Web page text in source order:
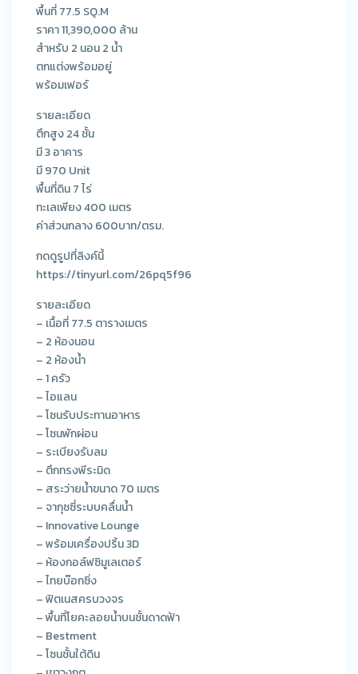
พื้นที่ 77.5 SQ.M
ราคา 11,390,000 ล้าน
สำหรับ 2 นอน 2 น้ำ
ตกแต่งพร้อมอยู่
พร้อมเฟอร์
รายละเอียด
ตึกสูง 24 ชั้น
มี 3 อาคาร
มี 970 Unit
พื้นที่ดิน 7 ไร่
ทะเลเพียง 400 เมตร
ค่าส่วนกลาง 600บาท/ตรม.
กดดูรูปที่ลิงค์นี้
https://tinyurl.com/26pq5f96
รายละเอียด
– เนื้อที่ 77.5 ตารางเมตร
– 2 ห้องนอน
– 2 ห้องน้ำ
– 1 ครัว
– ไอแลน
– โซนรับประทานอาหาร
– โซนพักผ่อน
– ระเบียงรับลม
– ตึกทรงพีระมิด
– สระว่ายน้ำขนาด 70 เมตร
– จากุซซี่ระบบคลื่นน้ำ
– Innovative Lounge
– พร้อมเครื่องปริ้น 3D
– ห้องกอล์ฟซิมูเลเตอร์
– ไทยบ๊อกซิ่ง
– ฟิตเนสครบวงจร
– พื้นที่โยคะลอยน้ำบนชั้นดาดฟ้า
– Bestment
– โซนชั้นใต้ดิน